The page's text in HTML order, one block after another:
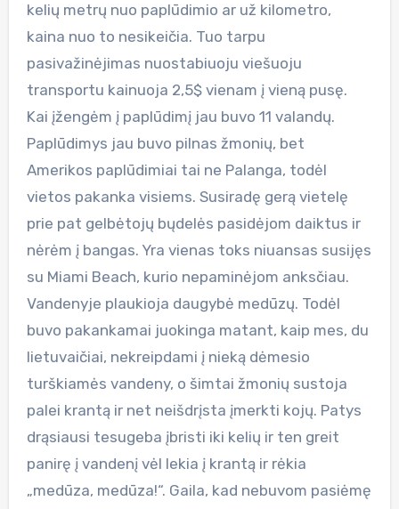
kelių metrų nuo paplūdimio ar už kilometro,
kaina nuo to nesikeičia. Tuo tarpu
pasivažinėjimas nuostabiuoju viešuoju
transportu kainuoja 2,5$ vienam į vieną pusę.
Kai įžengėm į paplūdimį jau buvo 11 valandų.
Paplūdimys jau buvo pilnas žmonių, bet
Amerikos paplūdimiai tai ne Palanga, todėl
vietos pakanka visiems. Susiradę gerą vietelę
prie pat gelbėtojų bųdelės pasidėjom daiktus ir
nėrėm į bangas. Yra vienas toks niuansas susijęs
su Miami Beach, kurio nepaminėjom anksčiau.
Vandenyje plaukioja daugybė medūzų. Todėl
buvo pakankamai juokinga matant, kaip mes, du
lietuvaičiai, nekreipdami į nieką dėmesio
turškiamės vandeny, o šimtai žmonių sustoja
palei krantą ir net neišdrįsta įmerkti kojų. Patys
drąsiausi tesugeba įbristi iki kelių ir ten greit
panirę į vandenį vėl lekia į krantą ir rėkia
„medūza, medūza!“. Gaila, kad nebuvom pasiėmę